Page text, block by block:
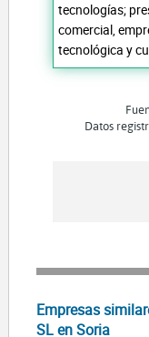
tecnologías;
comercial,
tecnológica y
Datos
Empresas
SL en Soria